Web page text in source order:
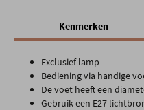
Kenmerken
Exclusief lamp
Bediening via handige
De voet heeft een
Gebruik een E27